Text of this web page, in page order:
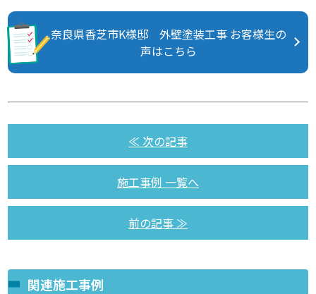
奈良県香芝市K様邸 外壁塗装工事 お客様生の
声はこちら
≪ 次の記事
施工事例 一覧へ
前の記事 ≫
関連施工事例